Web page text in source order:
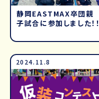
静岡EASTMAX卒団親
子試合に参加しました！！
2024.11.8